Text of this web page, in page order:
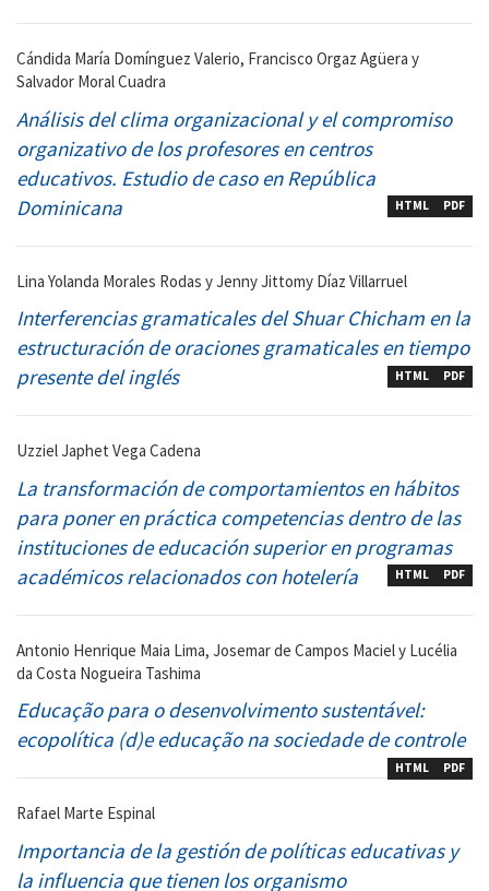
Cándida María Domínguez Valerio, Francisco Orgaz Agüera y
Salvador Moral Cuadra
Análisis del clima organizacional y el compromiso
organizativo de los profesores en centros
educativos. Estudio de caso en República
Dominicana
PDF
HTML
Lina Yolanda Morales Rodas y Jenny Jittomy Díaz Villarruel
Interferencias gramaticales del Shuar Chicham en la
estructuración de oraciones gramaticales en tiempo
presente del inglés
PDF
HTML
Uzziel Japhet Vega Cadena
La transformación de comportamientos en hábitos
para poner en práctica competencias dentro de las
instituciones de educación superior en programas
académicos relacionados con hotelería
PDF
HTML
Antonio Henrique Maia Lima, Josemar de Campos Maciel y Lucélia
da Costa Nogueira Tashima
Educação para o desenvolvimento sustentável:
ecopolítica (d)e educação na sociedade de controle
PDF
HTML
Rafael Marte Espinal
Importancia de la gestión de políticas educativas y
la influencia que tienen los organismo